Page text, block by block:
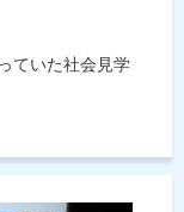
ていた社会見学